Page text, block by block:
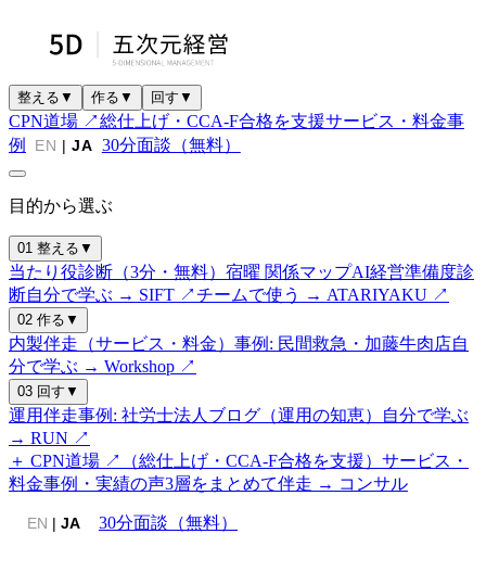
整える ▼ 作る ▼ 回す ▼
CPN道場 ↗総仕上げ・CCA-F合格を支援サービス・料金事
例
EN |JA 30分面談（無料）
目的から選ぶ
01 整える ▼
当たり役診断（3分・無料） 宿曜 関係マップAI経営準備度診
断自分で学ぶ → SIFT ↗チームで使う → ATARIYAKU ↗
02 作る ▼
内製伴走（サービス・料金） 事例: 民間救急・加藤牛肉店自
分で学ぶ → Workshop ↗
03 回す ▼
運用伴走事例: 社労士法人 ブログ（運用の知恵）
自分で学ぶ
→ RUN ↗
＋ CPN道場 ↗（総仕上げ・CCA-F合格を支援） サービス・
料金事例・実績の声3層をまとめて伴走 → コンサル
EN | JA 30分面談（無料）